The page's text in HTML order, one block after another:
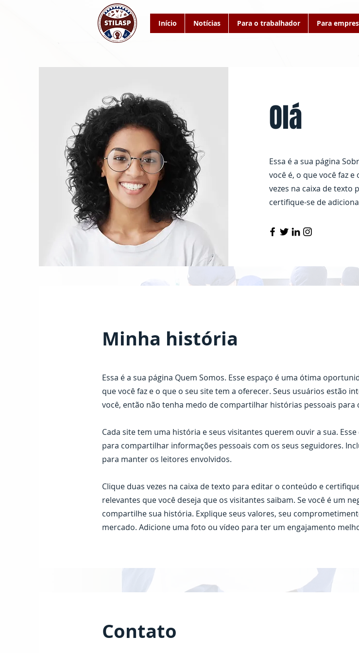
Início Notícias Para o trabalhador Para
Olá
​Essa é a sua página
você é, o que você faz
vezes na caixa de texto
certifique-se de
Minha história
Essa é a sua página Quem Somos. Esse espaço é uma ótima
que você faz e o que o seu site tem a oferecer. Seus usuários estão
você, então não tenha medo de compartilhar histórias pessoais para
Cada site tem uma história e seus visitantes querem ouvir a sua.
para compartilhar informações pessoais com os seus seguidores.
para manter os leitores envolvidos.
Clique duas vezes na caixa de texto para editar o conteúdo e
relevantes que você deseja que os visitantes saibam. Se você é um
compartilhe sua história. Explique seus valores, seu
mercado. Adicione uma foto ou vídeo para ter um engajamento
Contato